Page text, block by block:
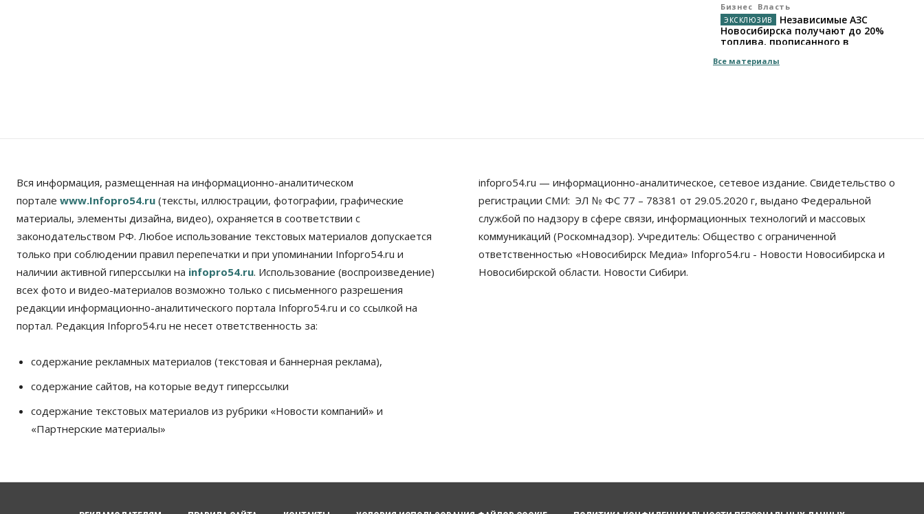
Бизнес Власть
Независимые АЗС
Новосибирска получают до 20%
топлива, прописанного в
05 Августа 2026, 17:00
Самые популярные у
предпринимателей сферы
бизнеса назвали в Новосибирске
05 Августа 2026, 16:00
Недвижимость
Все материалы
Вся информация, размещенная на информационно-аналитическом
портале www.Infopro54.ru (тексты, иллюстрации, фотографии, графические
материалы, элементы дизайна, видео), охраняется в соответствии с
законодательством РФ. Любое использование текстовых материалов допускается
только при соблюдении правил перепечатки и при упоминании Infopro54.ru и
наличии активной гиперссылки на infopro54.ru. Использование (воспроизведение)
всех фото и видео-материалов возможно только с письменного разрешения
редакции информационно-аналитического портала Infopro54.ru и со ссылкой на
портал. Редакция Infopro54.ru не несет ответственность за:
содержание рекламных материалов (текстовая и баннерная реклама),
содержание сайтов, на которые ведут гиперссылки
содержание текстовых материалов из рубрики «Новости компаний» и
«Партнерские материалы»
infopro54.ru — информационно-аналитическое, сетевое издание. Свидетельство о
регистрации СМИ: ЭЛ № ФС 77 – 78381 от 29.05.2020 г, выдано Федеральной
службой по надзору в сфере связи, информационных технологий и массовых
коммуникаций (Роскомнадзор). Учредитель: Общество с ограниченной
ответственностью «Новосибирск Медиа» Infopro54.ru - Новости Новосибирска и
Новосибирской области. Новости Сибири.